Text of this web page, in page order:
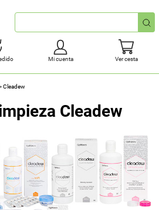
Búsqueda
rápida
Mi cuenta Ver cesta
Cleadew
Cleadew